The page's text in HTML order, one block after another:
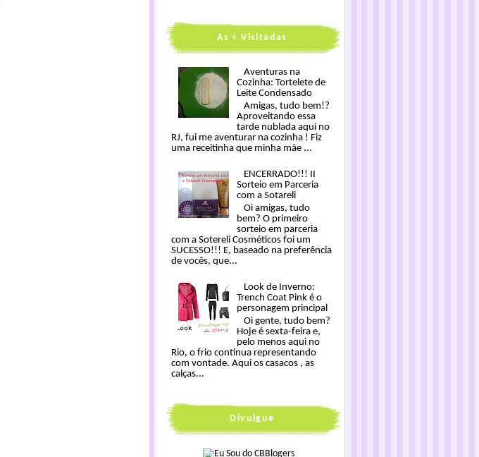
As + Visitadas
Aventuras na
Cozinha: Tortelete de
Leite Condensado
Amigas, tudo bem!?
Aproveitando essa
tarde nublada aqui no
RJ, fui me aventurar na cozinha ! Fiz
uma receitinha que minha mãe ...
ENCERRADO!!! II
Sorteio em Parceria
com a Sotareli
Oi amigas, tudo
bem? O primeiro
sorteio em parceria
com a Sotereli Cosméticos foi um
SUCESSO!!! E, baseado na preferência
de vocês, que...
Look de Inverno:
Trench Coat Pink é o
personagem principal
Oi gente, tudo bem?
Hoje é sexta-feira e,
pelo menos aqui no
Rio, o frio continua representando
com vontade. Aqui os casacos , as
calças...
Divulgue